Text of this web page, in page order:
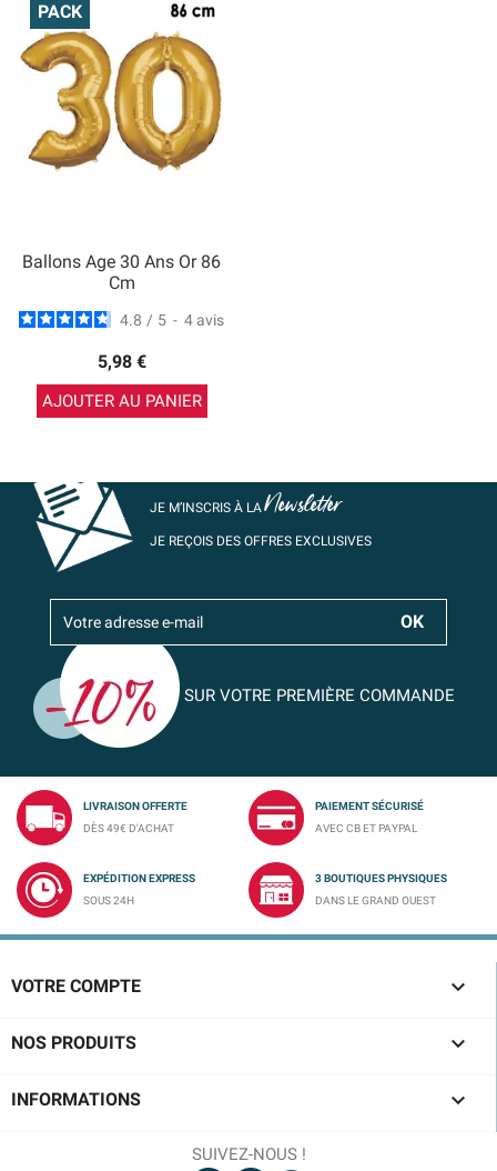
Ballons Age 30 Ans Or 86
Cm
4.8 / 5 - 4 avis
5,98 €
AJOUTER AU PANIER
PACK
JE M’INSCRIS À LANewsletter
JE REÇOIS DES OFFRES EXCLUSIVES
SUR VOTRE PREMIÈRE COMMANDE
LIVRAISON OFFERTE
DÈS 49€ D'ACHAT
PAIEMENT SÉCURISÉ
AVEC CB ET PAYPAL
EXPÉDITION EXPRESS
SOUS 24H
3 BOUTIQUES PHYSIQUES
DANS LE GRAND OUEST
VOTRE COMPTE 
NOS PRODUITS 
INFORMATIONS 
SUIVEZ-NOUS !